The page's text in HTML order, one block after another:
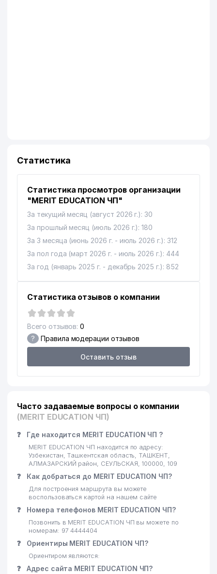
Статистика
Статистика просмотров организации
"MERIT EDUCATION ЧП"
За текущий месяц (август 2026 г.): 30
За прошлый месяц (июль 2026 г.): 180
За 3 месяца (июнь 2026 г. - июль 2026 г.): 312
За пол года (март 2026 г. - июль 2026 г.): 444
За год (январь 2025 г. - декабрь 2025 г.): 852
Статистика отзывов о компании
Всего отзывов: 0
? Правила модерации отзывов
Оставить отзыв
Часто задаваемые вопросы о компании
(MERIT EDUCATION ЧП)
❓ Где находится MERIT EDUCATION ЧП ?
MERIT EDUCATION ЧП находится по адресу:
Узбекистан, Ташкентская область, ТАШКЕНТ,
АЛМАЗАРСКИЙ район, СЕУЛЬСКАЯ, 100000, 109
❓ Как добраться до MERIT EDUCATION ЧП?
Для построения маршрута вы можете
воспользоваться картой на нашем сайте
❓ Номера телефонов MERIT EDUCATION ЧП?
Позвонить в MERIT EDUCATION ЧП вы можете по
номерам: 97 4444404
❓ Ориентиры MERIT EDUCATION ЧП?
Ориентиром являются:
❓ Адрес сайта MERIT EDUCATION ЧП?